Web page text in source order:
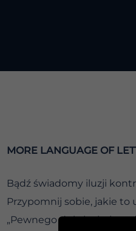
MORE LANGUAGE OF
Bądź świadomy iluzji
Przypomnij sobie, jakie
„Pewnego dnia jechałem